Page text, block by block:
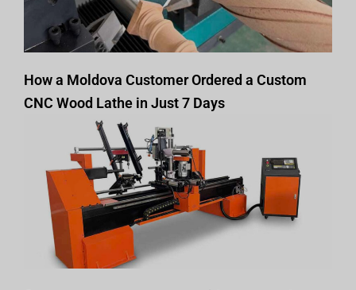
How a Moldova Customer Ordered a Custom
CNC Wood Lathe in Just 7 Days